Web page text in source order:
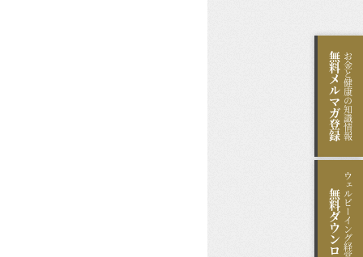
お金と健康の知識情報
無料
メルマガ登録
無料